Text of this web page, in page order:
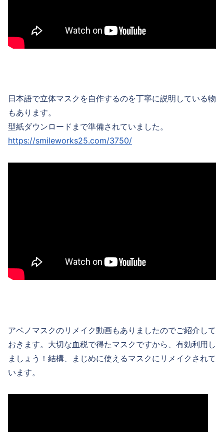
日本語で立体マスクを自作するのを丁寧に説明している物
もあります。
型紙ダウンロードまで準備されていました。
https://smileworks25.com/3750/
アベノマスクのリメイク動画もありましたのでご紹介して
おきます。大切な血税で得たマスクですから、有効利用し
ましょう！結構、まじめに使えるマスクにリメイクされて
います。